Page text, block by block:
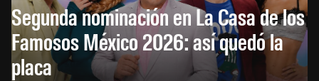
Segunda nominación en La Casa de los
Famosos México 2026: así quedó la
placa